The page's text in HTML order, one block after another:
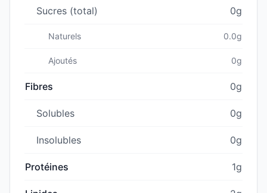
Sucres (total) 0g
Naturels 0.0g
Ajoutés 0g
Fibres 0g
Solubles 0g
Insolubles 0g
Protéines 1g